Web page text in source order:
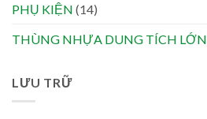
PHỤ KIỆN (14)
THÙNG NHỰA DUNG TÍCH LỚN
LƯU TRỮ